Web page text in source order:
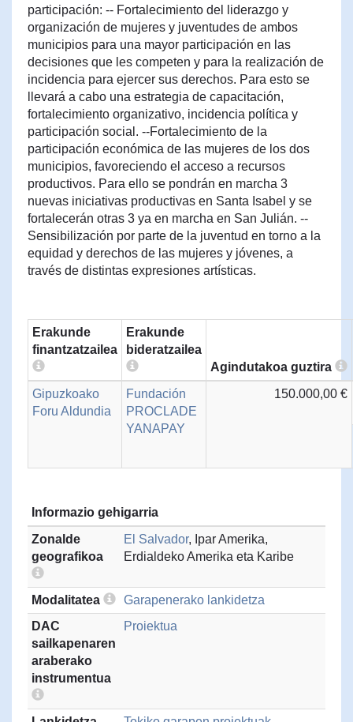
participación: -- Fortalecimiento del liderazgo y
organización de mujeres y juventudes de ambos
municipios para una mayor participación en las
decisiones que les competen y para la realización de
incidencia para ejercer sus derechos. Para esto se
llevará a cabo una estrategia de capacitación,
fortalecimiento organizativo, incidencia política y
participación social. --Fortalecimiento de la
participación económica de las mujeres de los dos
municipios, favoreciendo el acceso a recursos
productivos. Para ello se pondrán en marcha 3
nuevas iniciativas productivas en Santa Isabel y se
fortalecerán otras 3 ya en marcha en San Julián. --
Sensibilización por parte de la juventud en torno a la
equidad y derechos de las mujeres y jóvenes, a
través de distintas expresiones artísticas.
Erakunde
finantzatzailea
Erakunde
bideratzailea
Agindutakoa guztira
Gipuzkoako
Foru Aldundia
Fundación
PROCLADE
YANAPAY
150.000,00 €
Informazio gehigarria
Zonalde
geografikoa
El Salvador, Ipar Amerika,
Erdialdeko Amerika eta Karibe
Modalitatea
Garapenerako lankidetza
DAC
sailkapenaren
araberako
instrumentua
Proiektua